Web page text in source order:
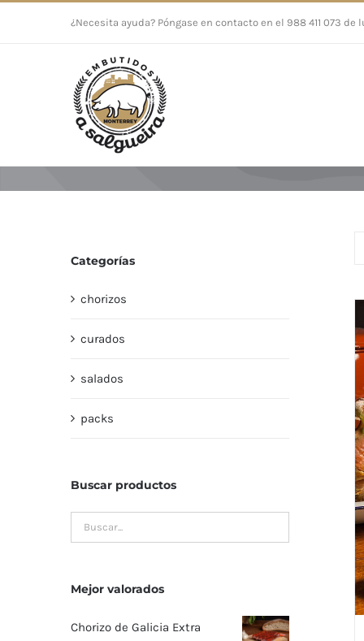
¿Necesita ayuda? Póngase en contacto en el 988 411 073 de
Categorías
chorizos
curados
salados
packs
Buscar productos
Mejor valorados
Chorizo de Galicia Extra